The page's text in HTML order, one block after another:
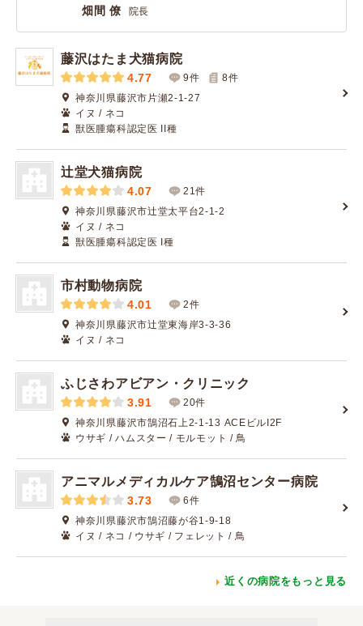
畑間 僚 院長
藤沢はたま犬猫病院
4.77 9件 8件
神奈川県藤沢市片瀬2-1-27
イヌ / ネコ
獣医腫瘍科認定医 II種
辻堂犬猫病院
4.07
21件
神奈川県藤沢市辻堂太平台2-1-2
イヌ / ネコ
獣医腫瘍科認定医 I種
市村動物病院
4.01
2件
神奈川県藤沢市辻堂東海岸3-3-36
イヌ / ネコ
ふじさわアビアン・クリニック
3.91
20件
神奈川県藤沢市鵠沼石上2-1-13 ACEビルI2F
ウサギ / ハムスター / モルモット / 鳥
アニマルメディカルケア鵠沼センター病院
3.73
6件
神奈川県藤沢市鵠沼藤が谷1-9-18
イヌ / ネコ / ウサギ / フェレット / 鳥
近くの病院をもっと見る